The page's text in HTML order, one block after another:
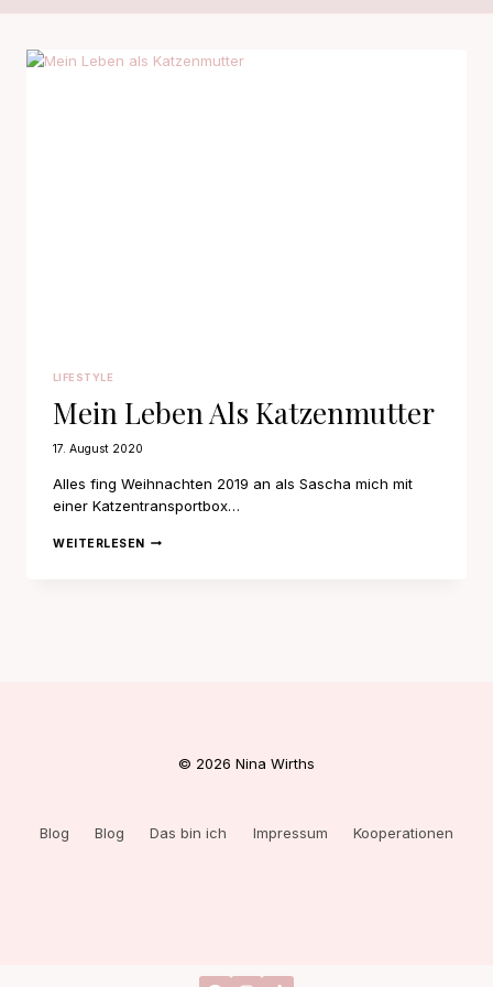
LIFESTYLE
Mein Leben Als Katzenmutter
17. August 2020
Alles fing Weihnachten 2019 an als Sascha mich mit
einer Katzentransportbox…
WEITERLESENMEIN
© 2026 Nina Wirths
Blog Blog Das bin ich Impressum Kooperationen